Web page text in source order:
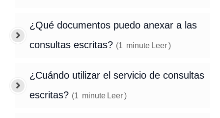
¿Qué documentos puedo anexar a las
consultas escritas? (1 minute Leer)
¿Cuándo utilizar el servicio de consultas
escritas? (1 minute Leer)